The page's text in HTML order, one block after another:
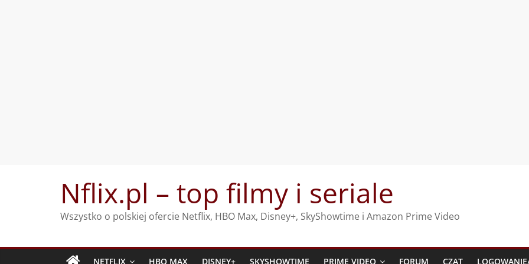
Nflix.pl – top filmy i seriale
Wszystko o polskiej ofercie Netflix, HBO Max, Disney+, SkyShowtime i Amazon Prime Video
NETFLIX HBO MAX DISNEY+ SKYSHOWTIME PRIME VIDEO FORUM CZAT